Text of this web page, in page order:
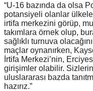
“U-16 bazında da olsa
potansiyeli olanlar
irtifa merkezini görüp,
takımlara örnek olup,
sağlıklı turnuva
maçlar oynanırken,
İrtifa Merkezi’nin,
girişimler olabilir.
uluslararası bazda
hazırız.”